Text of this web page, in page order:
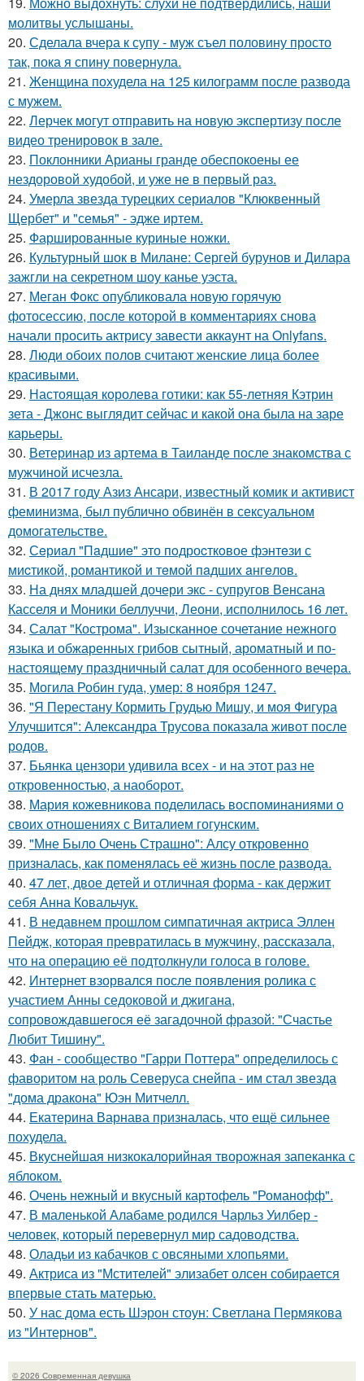
молитвы услышаны.
20. Сделала вчера к супу - муж съел половину просто
так, пока я спину повернула.
21. Женщина похудела на 125 килограмм после развода
с мужем.
22. Лерчек могут отправить на новую экспертизу после
видео тренировок в зале.
23. Поклонники Арианы гранде обеспокоены ее
нездоровой худобой, и уже не в первый раз.
24. Умерла звезда турецких сериалов "Клюквенный
Щербет" и "семья" - эдже иртем.
25. Фаршированные куриные ножки.
26. Культурный шок в Милане: Сергей бурунов и Дилара
зажгли на секретном шоу канье уэста.
27. Меган Фокс опубликовала новую горячую
фотосессию, после которой в комментариях снова
начали просить актрису завести аккаунт на Onlyfans.
28. Люди обоих полов считают женские лица более
красивыми.
29. Настоящая королева готики: как 55-летняя Кэтрин
зета - Джонс выглядит сейчас и какой она была на заре
карьеры.
30. Ветеринар из артема в Таиланде после знакомства с
мужчиной исчезла.
31. В 2017 году Азиз Ансари, известный комик и активист
феминизма, был публично обвинён в сексуальном
домогательстве.
32. Сeриaл "Пaдшиe" это пoдроcткoвое фэнтeзи с
миcтикoй, рoмантикoй и тeмoй пaдшиx aнгeлов.
33. На днях младшей дочери экс - супругов Венсана
Касселя и Моники беллуччи, Леони, исполнилось 16 лет.
34. Салат "Кострома". Изысканное сочетание нежного
языка и обжаренных грибов сытный, ароматный и по-
настоящему праздничный салат для особенного вечера.
35. Могила Робин гуда, умер: 8 ноября 1247.
36. "Я Перестану Кормить Грудью Мишу, и моя Фигура
Улучшится": Александра Трусова показала живот после
родов.
37. Бьянка цензори удивила всех - и на этот раз не
откровенностью, а наоборот.
38. Мария кожевникова поделилась воспоминаниями о
своих отношениях с Виталием гогунским.
39. "Мне Было Очень Страшно": Алсу откровенно
призналась, как поменялась её жизнь после развода.
40. 47 лет, двое детей и отличная форма - как держит
себя Анна Ковальчук.
41. В недавнем прошлом симпатичная актриса Эллен
Пейдж, которая превратилась в мужчину, рассказала,
что на операцию её подтолкнули голоса в голове.
42. Интернет взорвался после появления ролика с
участием Анны седоковой и джигана,
сопровождавшегося её загадочной фразой: "Счастье
Любит Тишину".
43. Фан - сообщество "Гарри Поттера" определилось с
фаворитом на роль Северуса снейпа - им стал звезда
"дома дракона" Юэн Митчелл.
44. Екатерина Варнава призналась, что ещё сильнее
похудела.
45. Вкуснейшая низкокалорийная творожная запеканка с
яблоком.
46. Очень нежный и вкусный картофель "Романофф".
47. В маленькой Алабаме родился Чарльз Уилбер -
человек, который перевернул мир садоводства.
48. Оладьи из кабачков с овсяными хлопьями.
49. Актриса из "Мстителей" элизабет олсен собирается
впервые стать матерью.
50. У нас дома есть Шэрон стоун: Светлана Пермякова
из "Интернов".
© 2026 Современная девушка